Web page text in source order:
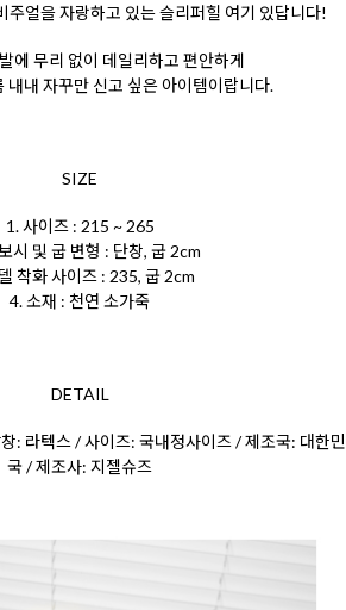
주얼을 자랑하고 있는 슬리퍼힐 여기 있답니다!
에 무리 없이 데일리하고 편안하게
내내 자꾸만 신고 싶은 아이템이랍니다.
SIZE
1. 사이즈 : 215 ~ 265
시 및 굽 변형 : 단창, 굽 2cm
착화 사이즈 : 235, 굽 2cm
4. 소재 : 천연 소가죽
DETAIL
: 라텍스 / 사이즈: 국내정사이즈 / 제조국: 대한민
국 / 제조사: 지젤슈즈